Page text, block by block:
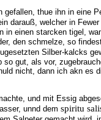
gefallen, thue ihn in eine
darauß, welcher in
in einen starcken tigel,
den schmelze, so
Silber-kalcks
gut, als vor,
nicht, dann ich akn es
und mit Essig
unnd dem spiritu